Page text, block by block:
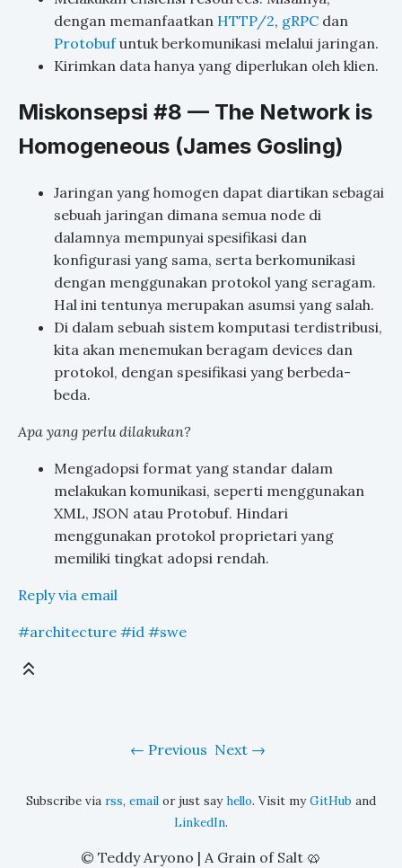
dengan memanfaatkan HTTP/2, gRPC dan
Protobufuntuk berkomunikasi melalui jaringan.
Kirimkan data hanya yang diperlukan oleh klien.
Miskonsepsi #8 — The Network is
Homogeneous (James Gosling)
Jaringan yang homogen dapat diartikan sebagai
sebuah jaringan dimana semua node di
dalamnya mempunyai spesifikasi dan
konfigurasi yang sama, serta berkomunikasi
dengan menggunakan protokol yang seragam.
Hal ini tentunya merupakan asumsi yang salah.
Di dalam sebuah sistem komputasi terdistribusi,
kita akan menemukan beragam devices dan
protokol, dengan spesifikasi yang berbeda-
beda.
Apa yang perlu dilakukan?
Mengadopsi format yang standar dalam
melakukan komunikasi, seperti menggunakan
XML, JSON atau Protobuf. Hindari
menggunakan protokol proprietari yang
memiliki tingkat adopsi rendah.
Reply via email
#architecture #id #swe
Previous Next
Subscribe via rss, email or just say hello. Visit myGitHub and
LinkedIn.